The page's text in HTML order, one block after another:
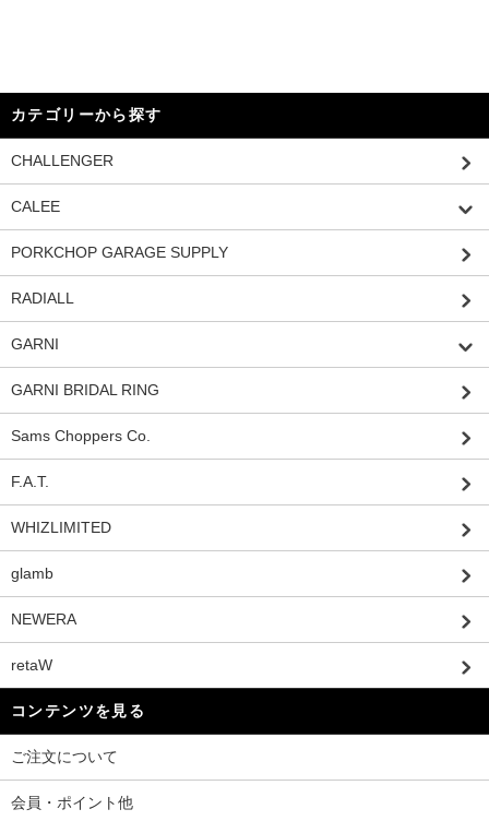
カテゴリーから探す
CHALLENGER
CALEE
PORKCHOP GARAGE SUPPLY
RADIALL
GARNI
GARNI BRIDAL RING
Sams Choppers Co.
F.A.T.
WHIZLIMITED
glamb
NEWERA
retaW
コンテンツを見る
ご注文について
会員・ポイント他